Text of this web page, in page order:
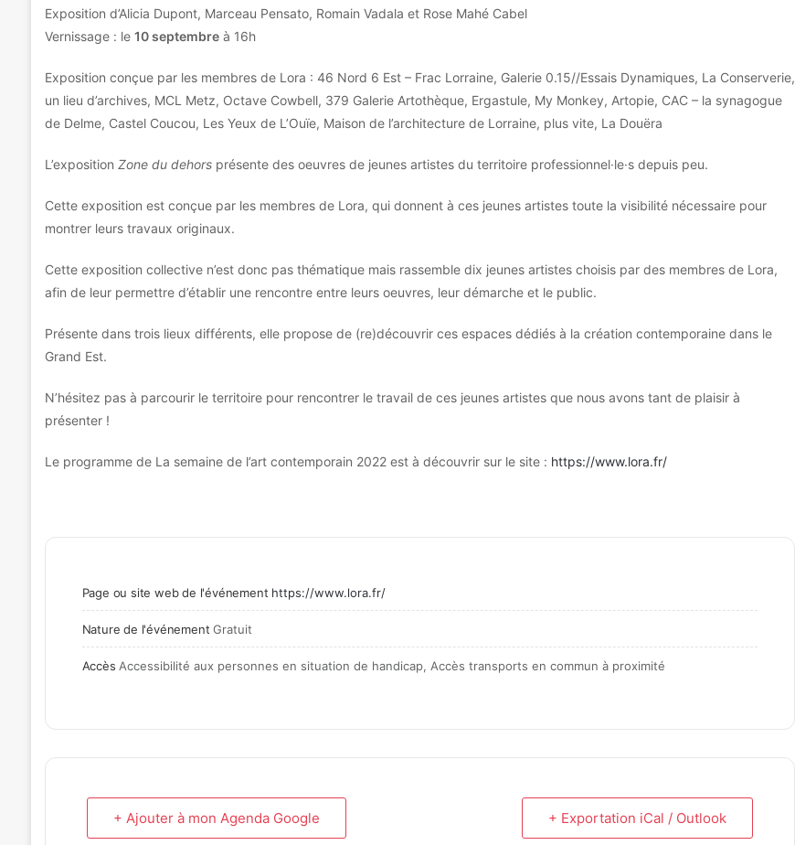
Exposition d’Alicia Dupont, Marceau Pensato, Romain Vadala et Rose Mahé Cabel
Vernissage : le 10 septembreà 16h
Exposition conçue par les membres de Lora : 46 Nord 6 Est – Frac Lorraine, Galerie 0.15//Essais Dynamiques, La Conserverie,
un lieu d’archives, MCL Metz, Octave Cowbell, 379 Galerie Artothèque, Ergastule, My Monkey, Artopie, CAC – la synagogue
de Delme, Castel Coucou, Les Yeux de L’Ouïe, Maison de l’architecture de Lorraine, plus vite, La Douëra
L’exposition Zone du dehorsprésente des oeuvres de jeunes artistes du territoire professionnel·le·s depuis peu.
Cette exposition est conçue par les membres de Lora, qui donnent à ces jeunes artistes toute la visibilité nécessaire pour
montrer leurs travaux originaux.
Cette exposition collective n’est donc pas thématique mais rassemble dix jeunes artistes choisis par des membres de Lora,
afin de leur permettre d’établir une rencontre entre leurs oeuvres, leur démarche et le public.
Présente dans trois lieux différents, elle propose de (re)découvrir ces espaces dédiés à la création contemporaine dans le
Grand Est.
N’hésitez pas à parcourir le territoire pour rencontrer le travail de ces jeunes artistes que nous avons tant de plaisir à
présenter !
Le programme de La semaine de l’art contemporain 2022 est à découvrir sur le site : https://www.lora.fr/
Page ou site web de l'événement https://www.lora.fr/
Nature de l'événementGratuit
Accès Accessibilité aux personnes en situation de handicap, Accès transports en commun à proximité
+ Ajouter à mon Agenda Google + Exportation iCal / Outlook